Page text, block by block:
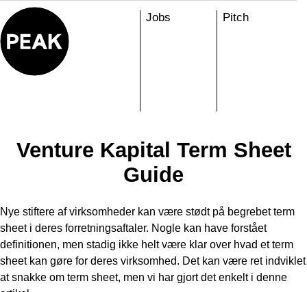
to
content
Jobs Pitch
Venture Kapital Term Sheet
Guide
Nye stiftere af virksomheder kan være stødt på begrebet term
sheet i deres forretningsaftaler. Nogle kan have forstået
definitionen, men stadig ikke helt være klar over hvad et term
sheet kan gøre for deres virksomhed. Det kan være ret indviklet
at snakke om term sheet, men vi har gjort det enkelt i denne